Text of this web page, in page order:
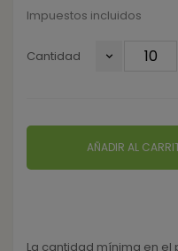
Impuestos incluidos
Cantidad
AÑADIR AL
La cantidad mínima en